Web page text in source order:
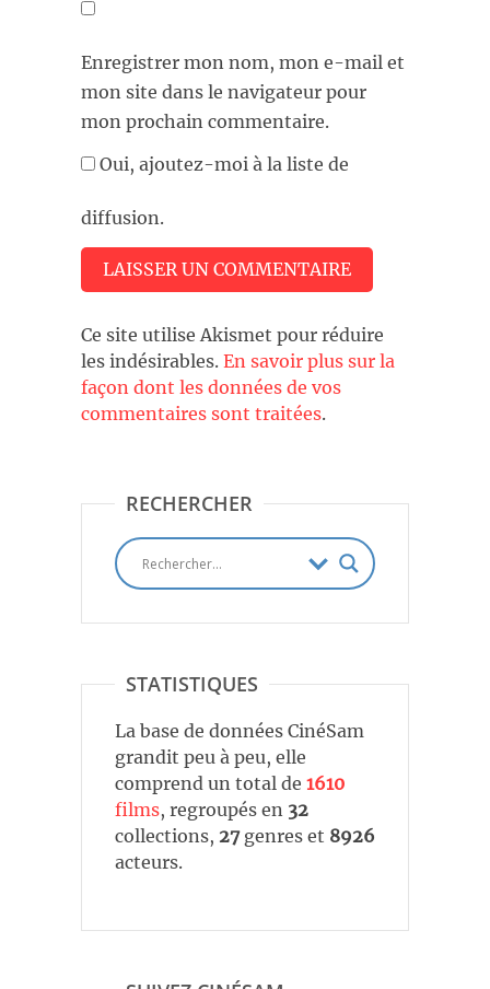
Enregistrer mon nom, mon e-mail et
mon site dans le navigateur pour
mon prochain commentaire.
Oui, ajoutez-moi à la liste de
diffusion.
Ce site utilise Akismet pour réduire
les indésirables. En savoir plus sur la
façon dont les données de vos
commentaires sont traitées.
RECHERCHER
STATISTIQUES
La base de données CinéSam
grandit peu à peu, elle
comprend un total de 1610
films, regroupés en 32
collections, 27genres et 8926
acteurs.